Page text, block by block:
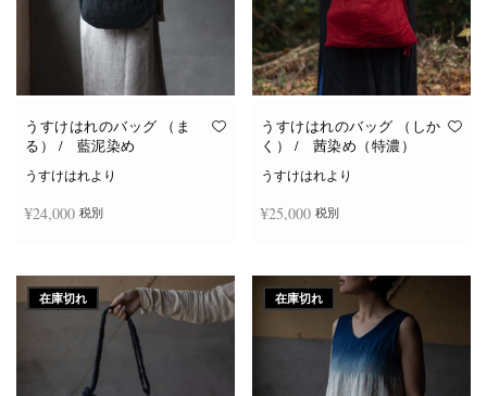
うすけはれのバッグ （ま
る） / 藍泥染め
うすけはれより
¥24,000 税別
うすけはれのバッグ （しか
く） / 茜染め（特濃）
うすけはれより
¥25,000 税別
在庫切れ 在庫切れ